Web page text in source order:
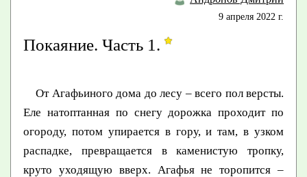
9 апреля 2022 г.
Покаяние. Часть 1.
От Агафьиного дома до лесу – всего пол версты.
Еле натоптанная по снегу дорожка проходит по
огороду, потом упирается в гору, и там, в узком
распадке, превращается в каменистую тропку,
круто уходящую вверх. Агафья не торопится –